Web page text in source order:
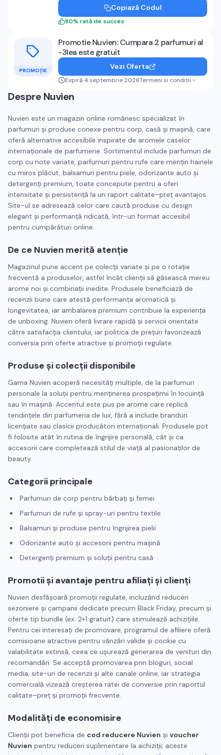
Copiază Codul
80% rată de succes
PROMOȚIE
Promotie Nuvien: Cumpara 2 parfumuri al
-3lea este gratuit
Vezi Oferta
Expiră 4 septembrie 2026Termeni si conditii
Despre Nuvien
Nuvien este un magazin online românesc specializat în
parfumuri și produse conexe pentru corp, casă și mașină, care
oferă alternative accesibile inspirate de aromele caselor
internaționale de parfumerie. Sortimentul include parfumuri de
corp cu note variate, parfumuri pentru rufe care mențin hainele
cu miros plăcut, balsamuri pentru piele, odorizante auto și
detergenți premium, toate concepute pentru a oferi
intensitate și persistență la un raport calitate–preț avantajos.
Site-ul se adresează celor care caută produse cu design
elegant și performanță ridicată, într-un format accesibil
pentru cumpărături online.
De ce Nuvien merită atenție
Magazinul pune accent pe colecții variate și pe o rotație
frecventă a produselor, astfel încât clienții să găsească mereu
arome noi și combinații inedite. Produsele beneficiază de
recenzii bune care atestă performanța aromatică și
longevitatea, iar ambalarea premium contribuie la experiența
de unboxing. Nuvien oferă livrare rapidă și servicii orientate
către satisfacția clientului, iar politica de prețuri favorizează
conversia prin oferte atractive și promoții regulate.
Produse și colecții disponibile
Gama Nuvien acoperă necesități multiple, de la parfumuri
personale la soluții pentru menținerea prospețimii în locuință
sau în mașină. Accentul este pus pe arome care replică
tendințele din parfumeria de lux, fără a include branduri
licențiate sau clasicii producători internaționali. Produsele pot
fi folosite atât în rutina de îngrijire personală, cât și ca
accesorii care completează stilul de viață al pasionaților de
beauty.
Categorii principale
Parfumuri de corp pentru bărbați și femei
Parfumuri de rufe și spray-uri pentru textile
Balsamuri și produse pentru îngrijirea pielii
Odorizante auto și accesorii pentru mașină
Detergenți premium și soluții pentru casă
Promotii și avantaje pentru afiliați și clienți
Nuvien desfășoară promoții regulate, incluzând reduceri
sezoniere și campanii dedicate precum Black Friday, precum și
oferte tip bundle (ex: 2+1 gratuit) care stimulează achizițiile.
Pentru cei interesați de promovare, programul de afiliere oferă
comisioane atractive pentru vânzări valide și cookie cu
valabilitate extinsă, ceea ce ușurează generarea de venituri din
recomandări. Se acceptă promovarea prin bloguri, social
media, site-uri de recenzii și alte canale online, iar strategia
comercială vizează creșterea ratei de conversie prin raportul
calitate–preț și promoții frecvente.
Modalități de economisire
Clienții pot beneficia de cod reducere Nuvien și voucher
Nuvien pentru reduceri suplimentare la achiziții; aceste